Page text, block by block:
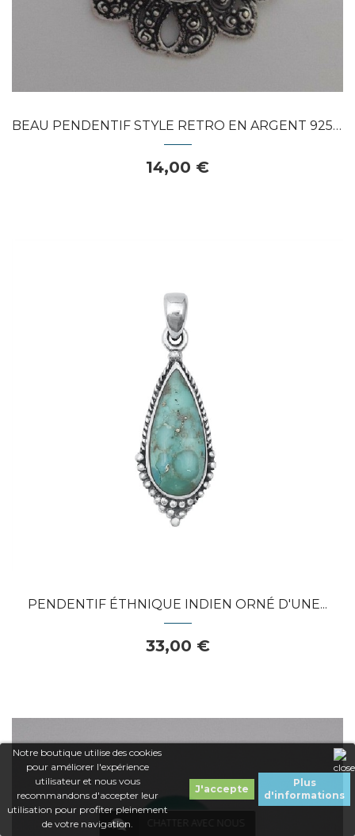
Notre boutique utilise des cookies
pour améliorer l'expérience
utilisateur et nous vous
recommandons d'accepter leur
utilisation pour profiter pleinement
de votre navigation.
J'accepte
Plus
d'informations
BEAU PENDENTIF STYLE RETRO EN ARGENT 925 &...
14,00 €
APERÇU RAPIDE
PENDENTIF ÉTHNIQUE INDIEN ORNÉ D'UNE...
33,00 €
CHATTER AVEC NOUS